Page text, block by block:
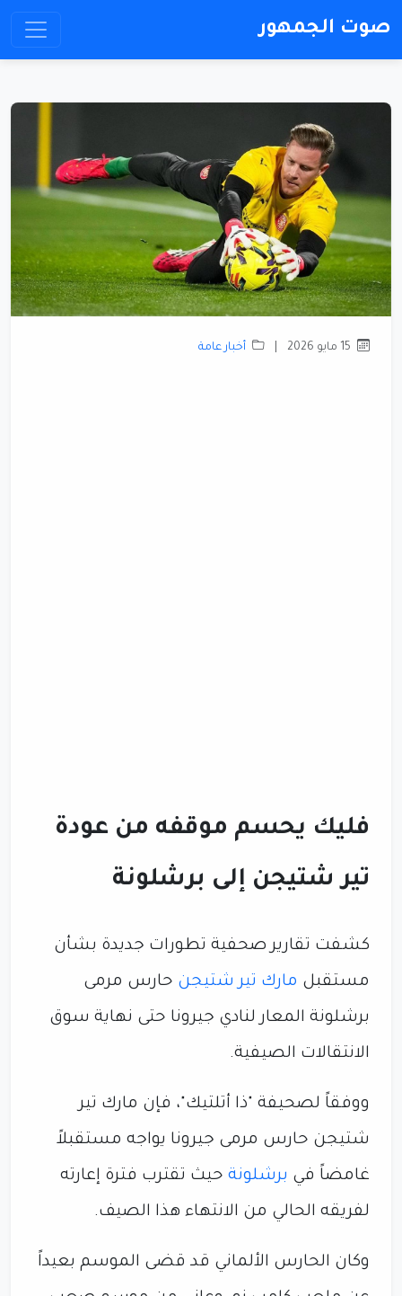
صوت الجمهور
أخبار عامة
فليك يحسم موقفه من عودة
تير شتيجن إلى برشلونة
كشفت تقارير صحفية تطورات جديدة بشأن
مستقبل مارك تير شتيجن حارس مرمى
برشلونة المعار لنادي جيرونا حتى نهاية سوق
الانتقالات الصيفية.
ووفقاً لصحيفة "ذا أتلتيك"، فإن مارك تير
شتيجن حارس مرمى جيرونا يواجه مستقبلاً
غامضاً في برشلونة حيث تقترب فترة إعارته
لفريقه الحالي من الانتهاء هذا الصيف.
وكان الحارس الألماني قد قضى الموسم بعيداً